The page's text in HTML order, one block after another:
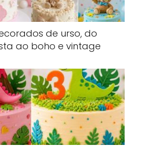
de urso, do
ao boho e vintage